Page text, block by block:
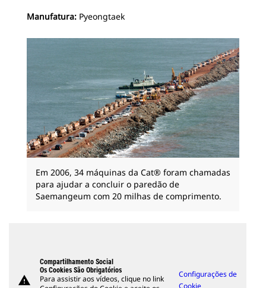
Manufatura: Pyeongtaek
Em 2006, 34 máquinas da Cat® foram chamadas
para ajudar a concluir o paredão de
Saemangeum com 20 milhas de comprimento.
warning
Compartilhamento Social
Os Cookies São Obrigatórios
Para assistir aos vídeos, clique no link
Configurações de
Cookie